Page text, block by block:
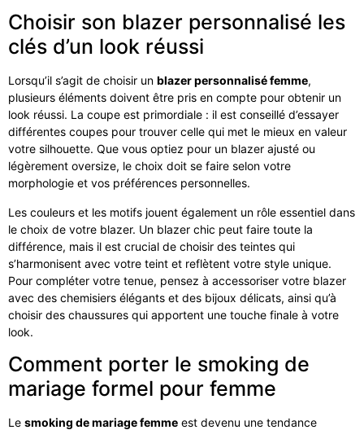
Choisir son blazer personnalisé les
clés d’un look réussi
Lorsqu’il s’agit de choisir un blazer personnalisé femme,
plusieurs éléments doivent être pris en compte pour obtenir un
look réussi. La coupe est primordiale : il est conseillé d’essayer
différentes coupes pour trouver celle qui met le mieux en valeur
votre silhouette. Que vous optiez pour un blazer ajusté ou
légèrement oversize, le choix doit se faire selon votre
morphologie et vos préférences personnelles.
Les couleurs et les motifs jouent également un rôle essentiel dans
le choix de votre blazer. Un blazer chic peut faire toute la
différence, mais il est crucial de choisir des teintes qui
s’harmonisent avec votre teint et reflètent votre style unique.
Pour compléter votre tenue, pensez à accessoriser votre blazer
avec des chemisiers élégants et des bijoux délicats, ainsi qu’à
choisir des chaussures qui apportent une touche finale à votre
look.
Comment porter le smoking de
mariage formel pour femme
Le smoking de mariage femme est devenu une tendance